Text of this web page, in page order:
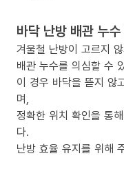
바닥 난방 배관 누수
겨울철 난방이 고르지
배관 누수를 의심할 수
이 경우 바닥을 뜯지 않
며,
정확한 위치 확인을 통
다.
난방 효율 유지를 위해